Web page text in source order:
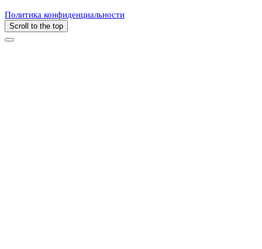
Политика конфиденциальности
Scroll to the top